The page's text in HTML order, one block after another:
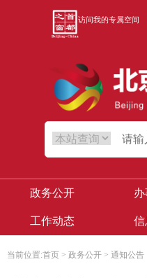
访问我的专属空间
政务公开
工作动态 信
当前位置:首页 > 政务公开 > 通知公告